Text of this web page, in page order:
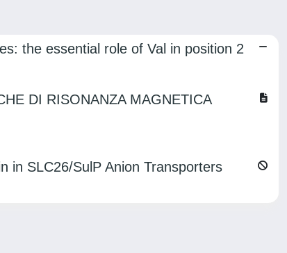
the essential role of Val in position 2
DI RISONANZA MAGNETICA
in SLC26/SulP Anion Transporters